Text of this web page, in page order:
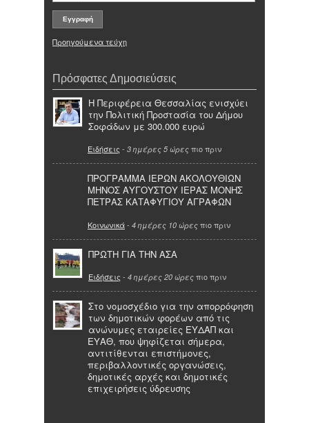
Προηγούμενα τεύχη
Πρόσφατες Δημοσιεύσεις
Η Περιφέρεια Θεσσαλίας ενισχύει
την Πολιτική Προστασία του Δήμου
Σοφάδων με 300.000 ευρώ
Ειδήσεις - 3 ημέρες 5 ώρες πιο πριν
ΠΡΟΓΡΑΜΜΑ ΙΕΡΩΝ ΑΚΟΛΟΥΘΙΩΝ
ΜΗΝΟΣ ΑΥΓΟΥΣΤΟΥ ΙΕΡΑΣ ΜΟΝΗΣ
ΠΕΤΡΑΣ ΚΑΤΑΦΥΓΙΟΥ ΑΓΡΑΦΩΝ
Κοινωνικά- 4 ημέρες 10 ώρες πιο πριν
ΠΡΩΤΗ ΓΙΑ ΤΗΝ ΑΣΑ
Ειδήσεις - 4 ημέρες 20 ώρες πιο πριν
Στο νομοσχέδιο για την απορρόφηση
των δημοτικών φορέων από τις
ανώνυμες εταιρείες ΕΥΔΑΠ και
ΕΥΑΘ, που ψηφίζεται σήμερα,
αντιτίθενται επιστήμονες,
περιβαλλοντικές οργανώσεις,
δημοτικές αρχές και δημοτικές
επιχειρήσεις ύδρευσης